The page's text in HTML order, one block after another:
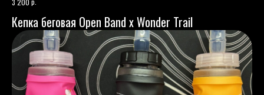
3 200
Кепка беговая Open Band x Wonder Trail